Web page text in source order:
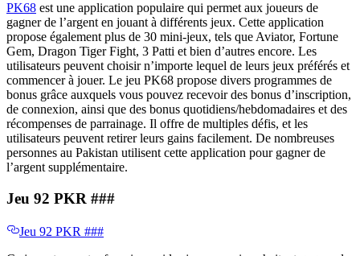
PK68 est une application populaire qui permet aux joueurs de
gagner de l’argent en jouant à différents jeux. Cette application
propose également plus de 30 mini-jeux, tels que Aviator, Fortune
Gem, Dragon Tiger Fight, 3 Patti et bien d’autres encore. Les
utilisateurs peuvent choisir n’importe lequel de leurs jeux préférés et
commencer à jouer. Le jeu PK68 propose divers programmes de
bonus grâce auxquels vous pouvez recevoir des bonus d’inscription,
de connexion, ainsi que des bonus quotidiens/hebdomadaires et des
récompenses de parrainage. Il offre de multiples défis, et les
utilisateurs peuvent retirer leurs gains facilement. De nombreuses
personnes au Pakistan utilisent cette application pour gagner de
l’argent supplémentaire.
Jeu 92 PKR ​​###
Jeu 92 PKR ​​###